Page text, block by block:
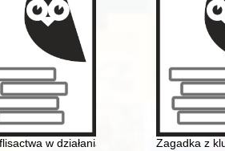
w działaniach Towarzystwa
Zagadka z